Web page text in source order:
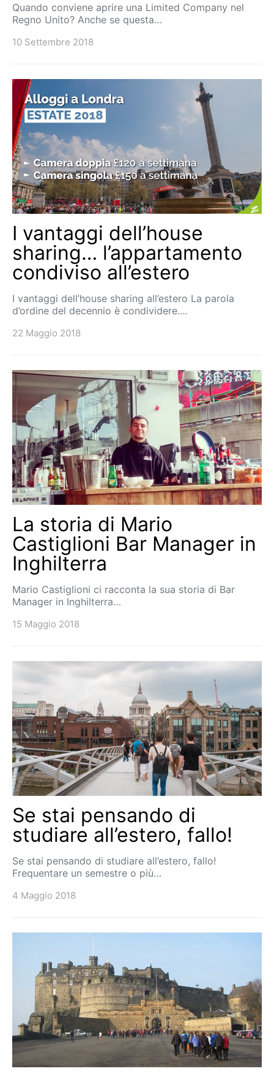
Quando conviene aprire una Limited Company nel
Regno Unito? Anche se questa…
10 Settembre 2018
I vantaggi dell’house
sharing… l’appartamento
condiviso all’estero
I vantaggi dell’house sharing all’estero La parola
d’ordine del decennio è condividere.…
22 Maggio 2018
La storia di Mario
Castiglioni Bar Manager in
Inghilterra
Mario Castiglioni ci racconta la sua storia di Bar
Manager in Inghilterra…
15 Maggio 2018
Se stai pensando di
studiare all’estero, fallo!
Se stai pensando di studiare all’estero, fallo!
Frequentare un semestre o più…
4 Maggio 2018